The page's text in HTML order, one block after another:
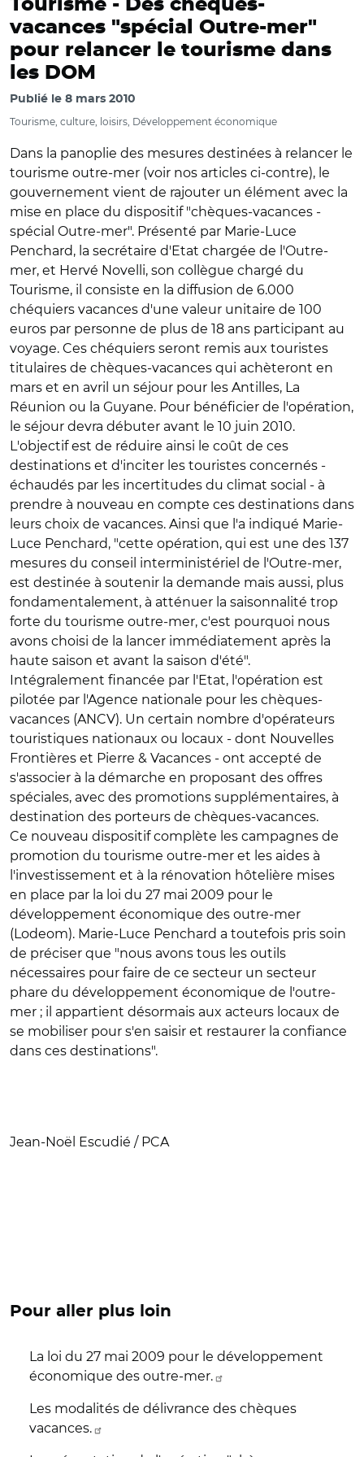
Tourisme - Des chèques-
vacances "spécial Outre-mer"
pour relancer le tourisme dans
les DOM
Publié le 8 mars 2010
Tourisme, culture, loisirs, Développement économique
Dans la panoplie des mesures destinées à relancer le
tourisme outre-mer (voir nos articles ci-contre), le
gouvernement vient de rajouter un élément avec la
mise en place du dispositif "chèques-vacances -
spécial Outre-mer". Présenté par Marie-Luce
Penchard, la secrétaire d'Etat chargée de l'Outre-
mer, et Hervé Novelli, son collègue chargé du
Tourisme, il consiste en la diffusion de 6.000
chéquiers vacances d'une valeur unitaire de 100
euros par personne de plus de 18 ans participant au
voyage. Ces chéquiers seront remis aux touristes
titulaires de chèques-vacances qui achèteront en
mars et en avril un séjour pour les Antilles, La
Réunion ou la Guyane. Pour bénéficier de l'opération,
le séjour devra débuter avant le 10 juin 2010.
L'objectif est de réduire ainsi le coût de ces
destinations et d'inciter les touristes concernés -
échaudés par les incertitudes du climat social - à
prendre à nouveau en compte ces destinations dans
leurs choix de vacances. Ainsi que l'a indiqué Marie-
Luce Penchard, "cette opération, qui est une des 137
mesures du conseil interministériel de l'Outre-mer,
est destinée à soutenir la demande mais aussi, plus
fondamentalement, à atténuer la saisonnalité trop
forte du tourisme outre-mer, c'est pourquoi nous
avons choisi de la lancer immédiatement après la
haute saison et avant la saison d'été".
Intégralement financée par l'Etat, l'opération est
pilotée par l'Agence nationale pour les chèques-
vacances (ANCV). Un certain nombre d'opérateurs
touristiques nationaux ou locaux - dont Nouvelles
Frontières et Pierre & Vacances - ont accepté de
s'associer à la démarche en proposant des offres
spéciales, avec des promotions supplémentaires, à
destination des porteurs de chèques-vacances.
Ce nouveau dispositif complète les campagnes de
promotion du tourisme outre-mer et les aides à
l'investissement et à la rénovation hôtelière mises
en place par la loi du 27 mai 2009 pour le
développement économique des outre-mer
(Lodeom). Marie-Luce Penchard a toutefois pris soin
de préciser que "nous avons tous les outils
nécessaires pour faire de ce secteur un secteur
phare du développement économique de l'outre-
mer ; il appartient désormais aux acteurs locaux de
se mobiliser pour s'en saisir et restaurer la confiance
dans ces destinations".
Jean-Noël Escudié / PCA
Pour aller plus loin
La loi du 27 mai 2009 pour le développement
économique des outre-mer.
Les modalités de délivrance des chèques
vacances.